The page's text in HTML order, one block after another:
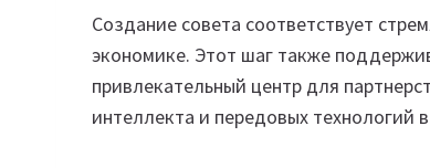
Создание совета соответствует
экономике. Этот шаг также
привлекательный центр для
интеллекта и передовых технологий